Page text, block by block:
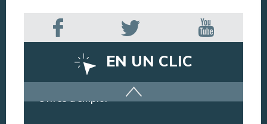
EN UN CLIC